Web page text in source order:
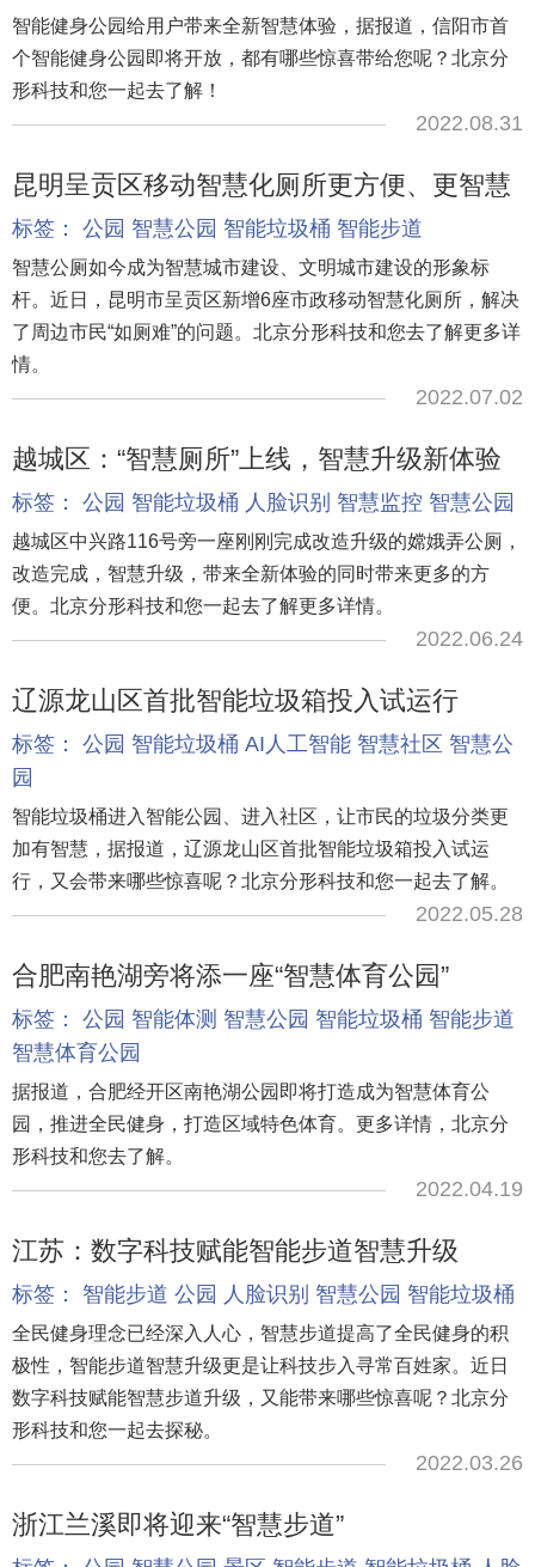
智能健身公园给用户带来全新智慧体验，据报道，信阳市首
个智能健身公园即将开放，都有哪些惊喜带给您呢？北京分
形科技和您一起去了解！
2022.08.31
昆明呈贡区移动智慧化厕所更方便、更智慧
标签： 公园 智慧公园 智能垃圾桶 智能步道
智慧公厕如今成为智慧城市建设、文明城市建设的形象标
杆。近日，昆明市呈贡区新增6座市政移动智慧化厕所，解决
了周边市民“如厕难”的问题。北京分形科技和您去了解更多详
情。
2022.07.02
越城区：“智慧厕所”上线，智慧升级新体验
标签： 公园 智能垃圾桶 人脸识别 智慧监控 智慧公园
越城区中兴路116号旁一座刚刚完成改造升级的嫦娥弄公厕，
改造完成，智慧升级，带来全新体验的同时带来更多的方
便。北京分形科技和您一起去了解更多详情。
2022.06.24
辽源龙山区首批智能垃圾箱投入试运行
标签： 公园 智能垃圾桶 AI人工智能 智慧社区 智慧公
园
智能垃圾桶进入智能公园、进入社区，让市民的垃圾分类更
加有智慧，据报道，辽源龙山区首批智能垃圾箱投入试运
行，又会带来哪些惊喜呢？北京分形科技和您一起去了解。
2022.05.28
合肥南艳湖旁将添一座“智慧体育公园”
标签： 公园 智能体测 智慧公园 智能垃圾桶 智能步道
智慧体育公园
据报道，合肥经开区南艳湖公园即将打造成为智慧体育公
园，推进全民健身，打造区域特色体育。更多详情，北京分
形科技和您去了解。
2022.04.19
江苏：数字科技赋能智能步道智慧升级
标签： 智能步道 公园 人脸识别 智慧公园 智能垃圾桶
全民健身理念已经深入人心，智慧步道提高了全民健身的积
极性，智能步道智慧升级更是让科技步入寻常百姓家。近日
数字科技赋能智慧步道升级，又能带来哪些惊喜呢？北京分
形科技和您一起去探秘。
2022.03.26
浙江兰溪即将迎来“智慧步道”